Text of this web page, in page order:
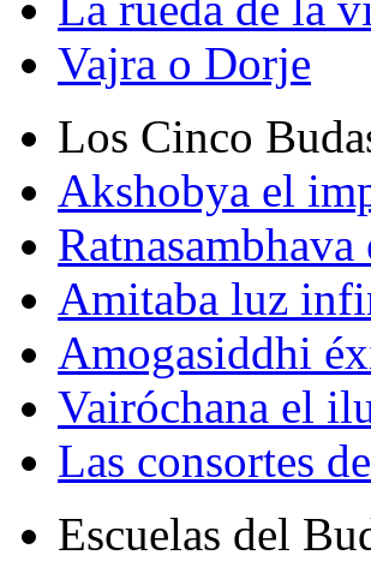
Vajra o Dorje
Los Cinco
Akshobya el
Amitaba luz
Amogasiddhi
Vairóchana el
Las consortes
Escuelas del